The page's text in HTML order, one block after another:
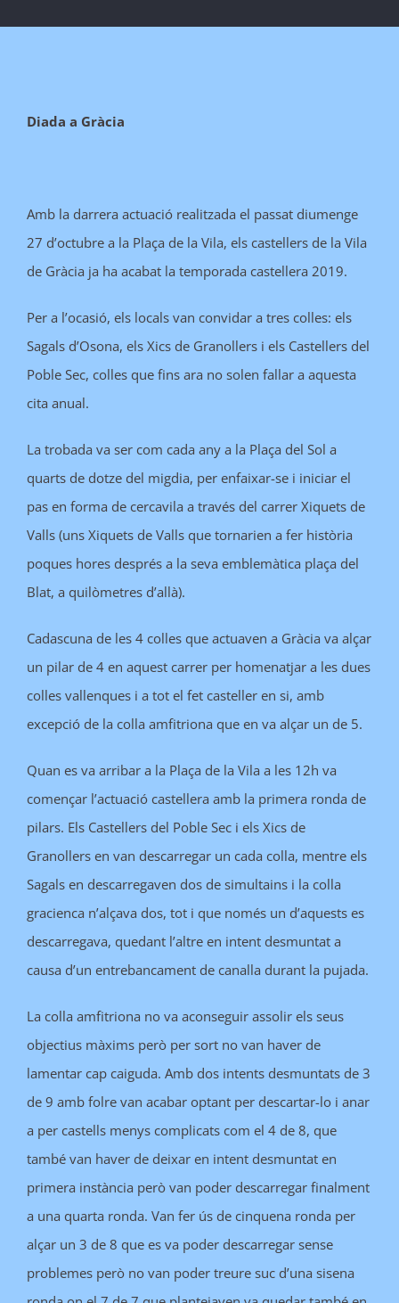
Diada a Gràcia
Amb la darrera actuació realitzada el passat diumenge
27 d’octubre a la Plaça de la Vila, els castellers de la Vila
de Gràcia ja ha acabat la temporada castellera 2019.
Per a l’ocasió, els locals van convidar a tres colles: els
Sagals d’Osona, els Xics de Granollers i els Castellers del
Poble Sec, colles que fins ara no solen fallar a aquesta
cita anual.
La trobada va ser com cada any a la Plaça del Sol a
quarts de dotze del migdia, per enfaixar-se i iniciar el
pas en forma de cercavila a través del carrer Xiquets de
Valls (uns Xiquets de Valls que tornarien a fer història
poques hores després a la seva emblemàtica plaça del
Blat, a quilòmetres d’allà).
Cadascuna de les 4 colles que actuaven a Gràcia va alçar
un pilar de 4 en aquest carrer per homenatjar a les dues
colles vallenques i a tot el fet casteller en si, amb
excepció de la colla amfitriona que en va alçar un de 5.
Quan es va arribar a la Plaça de la Vila a les 12h va
començar l’actuació castellera amb la primera ronda de
pilars. Els Castellers del Poble Sec i els Xics de
Granollers en van descarregar un cada colla, mentre els
Sagals en descarregaven dos de simultains i la colla
gracienca n’alçava dos, tot i que només un d’aquests es
descarregava, quedant l’altre en intent desmuntat a
causa d’un entrebancament de canalla durant la pujada.
La colla amfitriona no va aconseguir assolir els seus
objectius màxims però per sort no van haver de
lamentar cap caiguda. Amb dos intents desmuntats de 3
de 9 amb folre van acabar optant per descartar-lo i anar
a per castells menys complicats com el 4 de 8, que
també van haver de deixar en intent desmuntat en
primera instància però van poder descarregar finalment
a una quarta ronda. Van fer ús de cinquena ronda per
alçar un 3 de 8 que es va poder descarregar sense
problemes però no van poder treure suc d’una sisena